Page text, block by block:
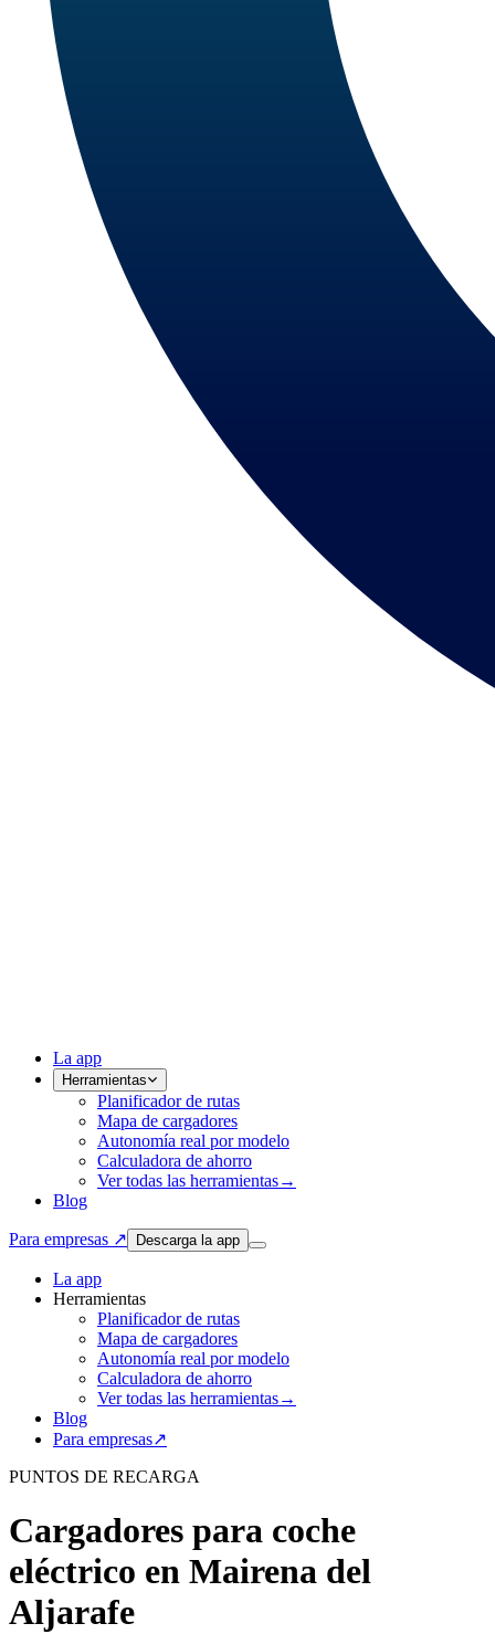
La app
Herramientas
Planificador de rutas
Mapa de cargadores
Autonomía real por modelo
Calculadora de ahorro
Ver todas las herramientas→
Blog
Para empresas ↗ Descarga la app
La app
Herramientas
Planificador de rutas
Mapa de cargadores
Autonomía real por modelo
Calculadora de ahorro
Ver todas las herramientas→
Blog
Para empresas↗
PUNTOS DE RECARGA
Cargadores para coche
eléctrico en Mairena del
Aljarafe